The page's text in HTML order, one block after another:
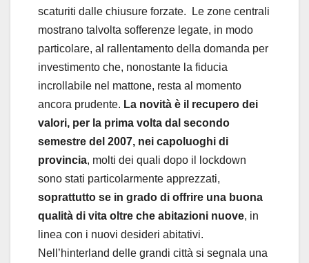
scaturiti dalle chiusure forzate. Le zone centrali
mostrano talvolta sofferenze legate, in modo
particolare, al rallentamento della domanda per
investimento che, nonostante la fiducia
incrollabile nel mattone, resta al momento
ancora prudente. La novità è il recupero dei
valori, per la prima volta dal secondo
semestre del 2007, nei capoluoghi di
provincia, molti dei quali dopo il lockdown
sono stati particolarmente apprezzati,
soprattutto se in grado di offrire una buona
qualità di vita oltre che abitazioni nuove, in
linea con i nuovi desideri abitativi.
Nell’hinterland delle grandi città si segnala una